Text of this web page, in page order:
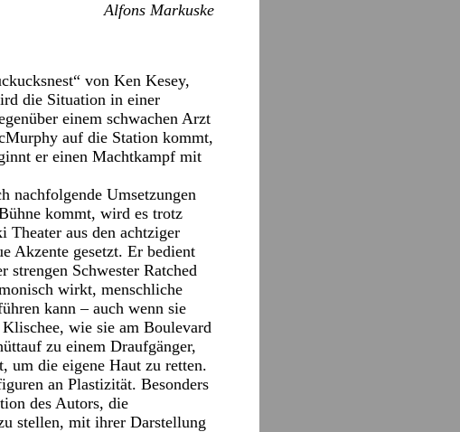
Alfons Markuske
von Ken Kesey,
die Situation in einer
einem schwachen Arzt
auf die Station kommt,
er einen Machtkampf mit
nachfolgende Umsetzungen
kommt, wird es trotz
aus den achtziger
Akzente gesetzt. Er bedient
strengen Schwester Ratched
wirkt, menschliche
kann – auch wenn sie
wie sie am Boulevard
zu einem Draufgänger,
um die eigene Haut zu retten.
an Plastizität. Besonders
des Autors, die
stellen, mit ihrer Darstellung